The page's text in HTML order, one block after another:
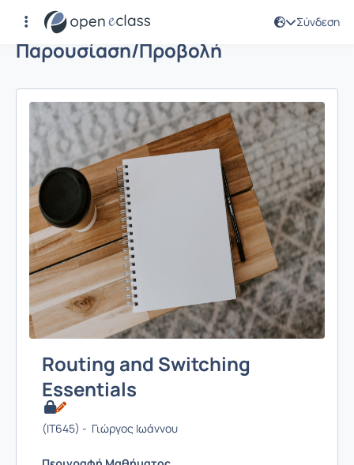
Σύνδεση
Παρουσίαση/Προβολή
Routing and Switching
Essentials
(IT645) - Γιώργος Ιωάννου